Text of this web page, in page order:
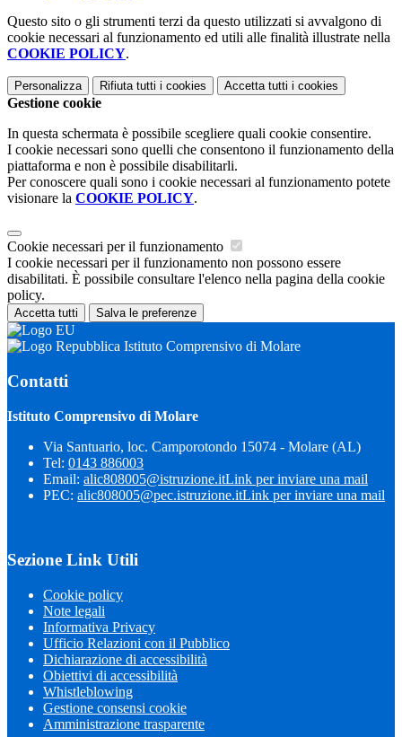
Questo sito o gli strumenti terzi da questo utilizzati si avvalgono di
cookie necessari al funzionamento ed utili alle finalità illustrate nella
COOKIE POLICY.
Personalizza Rifiuta tutti i cookies Accetta tutti i cookies
Gestione cookie
In questa schermata è possibile scegliere quali cookie consentire.
I cookie necessari sono quelli che consentono il funzionamento della
piattaforma e non è possibile disabilitarli.
Per conoscere quali sono i cookie necessari al funzionamento potete
visionare la COOKIE POLICY.
Cookie necessari per il funzionamento
I cookie necessari per il funzionamento non possono essere
disabilitati. È possibile consultare l'elenco nella pagina della cookie
policy.
Accetta tutti Salva le preferenze
Istituto Comprensivo di Molare
Contatti
Istituto Comprensivo di Molare
Via Santuario, loc. Camporotondo 15074 - Molare (AL)
Tel: 0143 886003
Email: alic808005@istruzione.itLink per inviare una mail
PEC: alic808005@pec.istruzione.itLink per inviare una mail
Sezione Link Utili
Cookie policy
Note legali
Informativa Privacy
Ufficio Relazioni con il Pubblico
Dichiarazione di accessibilità
Obiettivi di accessibilità
Whistleblowing
Gestione consensi cookie
Amministrazione trasparente